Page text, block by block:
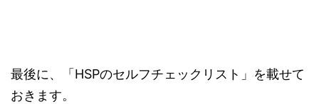
最後に、「HSPのセルフチェックリスト」を載せて
おきます。